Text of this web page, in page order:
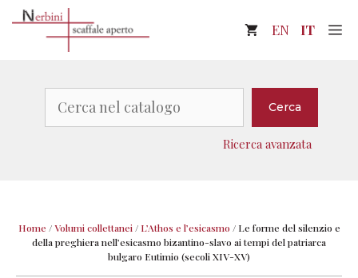
contenuto
EN IT
Cerca
Ricerca avanzata
Home /Volumi collettanei / L’Athos e l’esicasmo / Le forme del silenzio e
della preghiera nell’esicasmo bizantino-slavo ai tempi del patriarca
bulgaro Eutimio (secoli XIV-XV)